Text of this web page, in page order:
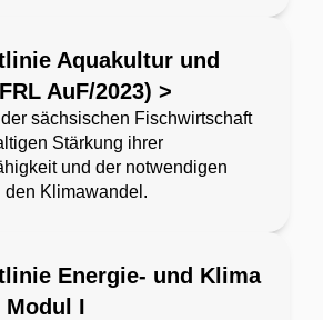
Aquakultur und
AuF/2023) >
sächsischen Fischwirtschaft
Stärkung ihrer
und der notwendigen
den Klimawandel.
Energie- und Klima
Modul I